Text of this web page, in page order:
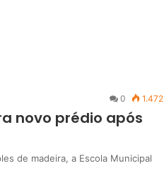
0 1.472
novo prédio após
de madeira, a Escola Municipal